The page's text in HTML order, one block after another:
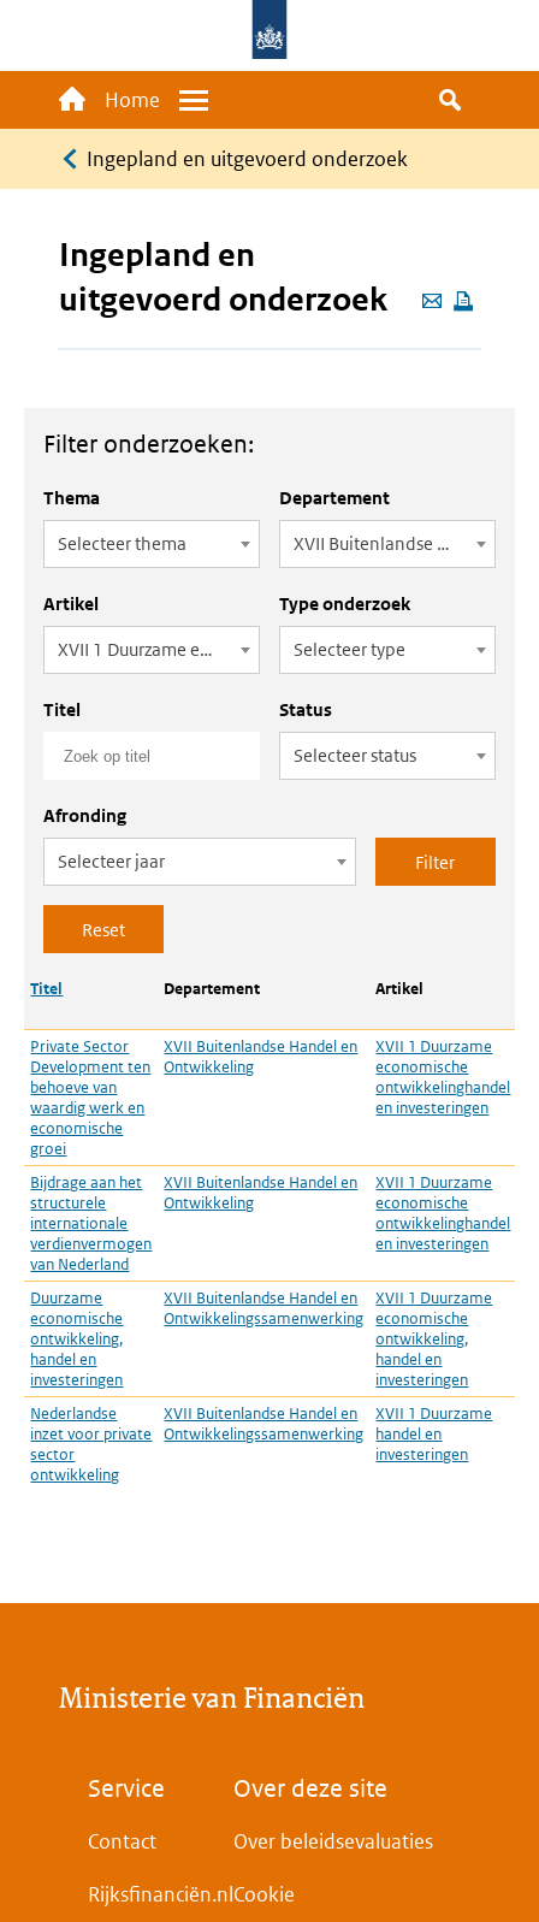
gaan
Main
navigation
Home Menu
Kruimelpad
Ingepland en uitgevoerd onderzoek
Deze
pagina
Ingepland en
uitgevoerd onderzoek
Filter onderzoeken:
Thema
Selecteer thema
Departement
XVII Buitenlandse Handel en Ontwikkeling
Artikel
XVII 1 Duurzame economische ontwikkelinghandel en investeringen
Type onderzoek
Selecteer type
Titel
Status
Selecteer status
Afronding
Selecteer jaar
Titel Departement Artikel
Private Sector
Development ten
behoeve van
waardig werk en
economische
groei
XVII Buitenlandse Handel en
Ontwikkeling
XVII 1 Duurzame
economische
ontwikkelinghandel
en investeringen
Bijdrage aan het
structurele
internationale
verdienvermogen
van Nederland
XVII Buitenlandse Handel en
Ontwikkeling
XVII 1 Duurzame
economische
ontwikkelinghandel
en investeringen
Duurzame
economische
ontwikkeling,
handel en
investeringen
XVII Buitenlandse Handel en
Ontwikkelingssamenwerking
XVII 1 Duurzame
economische
ontwikkeling,
handel en
investeringen
Nederlandse
inzet voor private
sector
ontwikkeling
XVII Buitenlandse Handel en
Ontwikkelingssamenwerking
XVII 1 Duurzame
handel en
investeringen
Ministerie van Financiën
Voet
Service
Contact
Rijksfinanciën.nl
Over deze site
Over beleidsevaluaties
Cookie